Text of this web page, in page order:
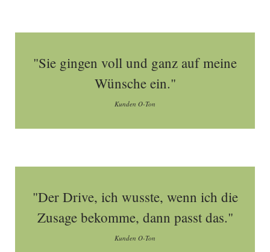
"Sie gingen voll und ganz auf meine
Wünsche ein."
Kunden O-Ton
"Der Drive, ich wusste, wenn ich die
Zusage bekomme, dann passt das."
Kunden O-Ton